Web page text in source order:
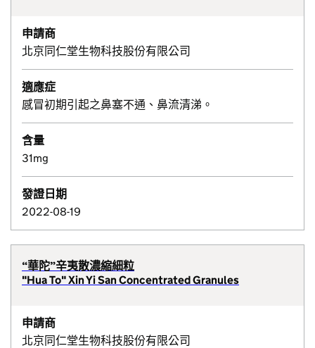
申請商
北京同仁堂生物科技股份有限公司
適應症
感冒初期引起之鼻塞不通、鼻流清涕。
含量
31mg
發證日期
2022-08-19
“華陀”辛夷散濃縮細粒
"Hua To" Xin Yi San Concentrated Granules
申請商
北京同仁堂生物科技股份有限公司